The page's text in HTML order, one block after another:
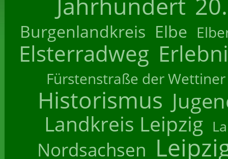
Burgenlandkreis Elbe
Elsterradweg
Fürstenstraße der Wettiner
Historismus
Landkreis Leipzig
Nordsachsen